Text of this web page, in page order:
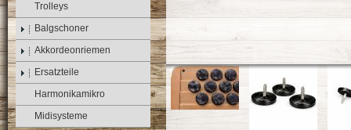
Trolleys
Balgschoner
Akkordeonriemen
Ersatzteile
Harmonikamikro
Midisysteme